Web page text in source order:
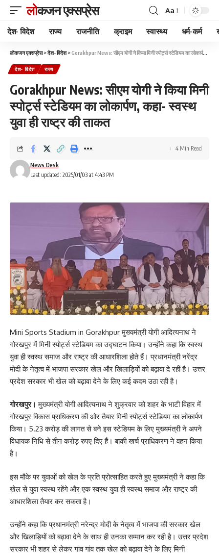
लोकजन एक्सप्रेस Aa
देश- विदेश राज्य राजनीति क्राइम स्वास्थ्य धर्म-कर्म
लोकजन एक्सप्रेस>देश- विदेश>Gorakhpur News: सीएम योगी ने किया मिनी स्पोर्ट्स स्टेडियम का लोकार्पण, कहा- स्वस्थ युवा ही राष्ट्र की ताकत
देश- विदेश राज्य
Gorakhpur News: सीएम योगी ने किया मिनी
स्पोर्ट्स स्टेडियम का लोकार्पण, कहा- स्वस्थ
युवा ही राष्ट्र की ताकत
Last updated: 2025/01/03 at 4:43 PM
News Desk
4 Min Read
Mini Sports Stadium in Gorakhpur मुख्यमंत्री योगी आदित्यनाथ ने
गोरखपुर में मिनी स्पोर्ट्स स्टेडियम का उद्घाटन किया। उन्होंने कहा कि स्वस्थ
युवा ही स्वस्थ समाज और राष्ट्र की आधारशिला होते हैं। प्रधानमंत्री नरेंद्र
मोदी के नेतृत्व में भाजपा सरकार खेल और खिलाड़ियों को बढ़ावा दे रही है। उत्तर
प्रदेश सरकार भी खेल को बढ़ावा देने के लिए कई कदम उठा रही है।
गोरखपुर। मुख्यमंत्री योगी आदित्यनाथ ने शुक्रवार को शहर के भाटी विहार में
गोरखपुर विकास प्राधिकरण की ओर तैयार मिनी स्पोर्ट्स स्टेडियम का लोकार्पण
किया। 5.23 करोड़ की लागत से बने इस स्टेडियम के लिए मुख्यमंत्री ने अपने
विधायक निधि से तीन करोड़ रुपए दिए हैं। बाकी खर्च प्राधिकरण ने वहन किया
है।
इस मौके पर युवाओं को खेल के प्रति प्रोत्साहित करते हुए मुख्यमंत्री ने कहा कि
खेल से युवा स्वस्थ रहेंगे और एक स्वस्थ युवा ही स्वस्थ समाज और राष्ट्र की
आधारशिला तैयार कर सकता है।
उन्होंने कहा कि प्रधानमंत्री नरेन्द्र मोदी के नेतृत्व में भाजपा की सरकार खेल
और खिलाड़ियों को बढ़ावा देने के साथ ही उनका सम्मान कर रही है। उत्तर प्रदेश
सरकार भी शहर से लेकर गांव गांव तक खेल को बढ़ावा देने के लिए मिनी